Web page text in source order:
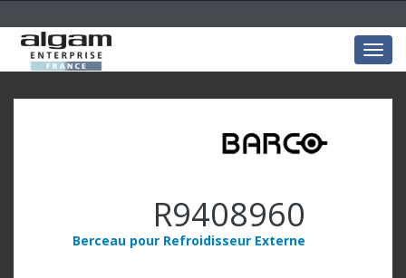
R9408960
Berceau pour Refroidisseur Externe